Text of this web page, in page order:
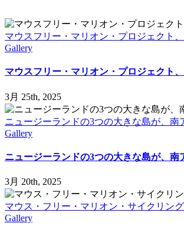
マウスフリー・マリオン・プロジェクト
Gallery
マウスフリー・マリオン・プロジェクト
3月 25th, 2025
ニュージーランドの3つの大きな島が、
Gallery
ニュージーランドの3つの大きな島が、
3月 20th, 2025
マウス・フリー・マリオン・サイクリン
Gallery